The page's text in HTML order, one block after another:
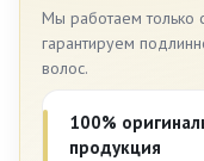
Мы работаем только
гарантируем
волос.
100%
продукция